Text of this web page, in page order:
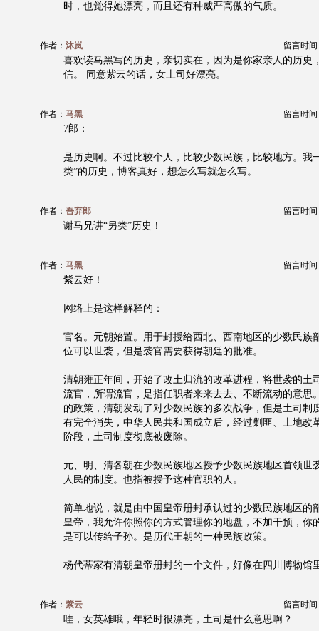
时，也觉得她漂亮，而且还有种威严高傲的气质。
作者： 沐岚 留言时间
喜欢读马黑写的历史，亲切实在，因为是你家亲人的历史
信。 同意紫云的话，女土司好漂亮。
作者： 马黑 留言时间
7郎：
是历史啊。不过比较个人，比较少数民族，比较地方。我
类”的历史，博客真好，想怎么写就怎么写。
作者： 吾弃郎 留言时间
谢马兄讲“另类”历史！
作者： 马黑 留言时间
紫云好！
网络上是这样解释的：
官名。元朝始置。用于封授给西北、西南地区的少数民族
位可以世袭，但是袭官需要获得朝廷的批准。
清朝雍正年间，开始了改土归流的改革进程，将世袭的土
流官，所谓流官，是指任职者来来去去、不断流动的意思
的政策，清朝发动了对少数民族的多次战争，但是土司制
有完全消失，中华人民共和国成立后，经过剿匪、土地改
阶段，土司制度彻底被废除。
元、明、清各朝在少数民族地区授予少数民族地区首领世
人民的制度。也指被授予这种官职的人。
简单地说，就是由中国皇帝册封承认过的少数民族地区的
皇帝，我允许你照你的方式管理你的地盘，不加干预，你
是可以传给子孙。是历代王朝的一种民族政策。
杨代蒂家有清朝皇帝册封的一个文件，好像在四川博物馆
作者： 紫云 留言时间
哇，女英雄哦，年轻时很漂亮，土司是什么意思啊？